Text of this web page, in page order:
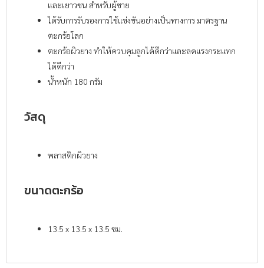
และเยาวชน สำหรับผู้ชาย
ได้รับการรับรองการใช้แข่งขันอย่างเป็นทางการ มาตรฐาน
ตะกร้อโลก
ตะกร้อผิวยาง ทำให้ควบคุมลูกได้ดีกว่าและลดแรงกระแทก
ได้ดีกว่า
น้ำหนัก 180 กรัม
วัสดุ
พลาสติกผิวยาง
ขนาดตะกร้อ
13.5 x 13.5 x 13.5 ซม.